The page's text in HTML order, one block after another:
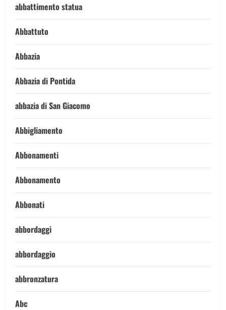
abbattimento statua
Abbattuto
Abbazia
Abbazia di Pontida
abbazia di San Giacomo
Abbigliamento
Abbonamenti
Abbonamento
Abbonati
abbordaggi
abbordaggio
abbronzatura
Abc